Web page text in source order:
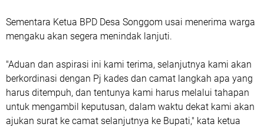
Sementara Ketua BPD Desa Songgom usai menerima warga
mengaku akan segera menindak lanjuti.
"Aduan dan aspirasi ini kami terima, selanjutnya kami akan
berkordinasi dengan Pj kades dan camat langkah apa yang
harus ditempuh, dan tentunya kami harus melalui tahapan
untuk mengambil keputusan, dalam waktu dekat kami akan
ajukan surat ke camat selanjutnya ke Bupati," kata ketua